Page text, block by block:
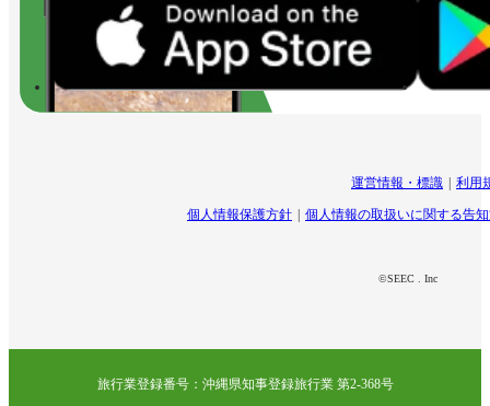
運営情報・標識 利用
個人情報保護方針 個人情報の取扱いに関する告
©SEEC . Inc
旅行業登録番号：沖縄県知事登録旅行業 第2-368号